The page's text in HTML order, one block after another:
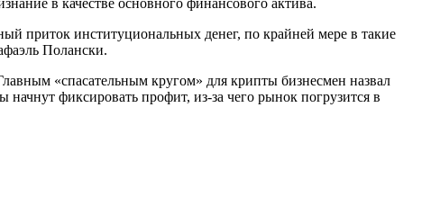
приток институциональных денег, по крайней мере в такие
Полански.
«спасательным кругом» для крипты бизнесмен назвал
фиксировать профит, из-за чего рынок погрузится в